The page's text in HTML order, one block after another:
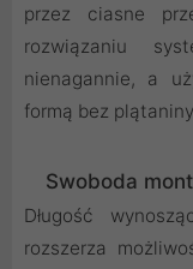
przez ciasne
rozwiązaniu
nienagannie, a
formą bez
Swoboda
Długość
rozszerza